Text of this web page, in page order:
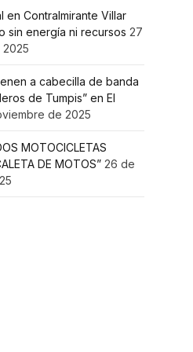
en Contralmirante Villar
sin energía ni recursos 27
a cabecilla de banda
de Tumpis” en El
de 2025
MOTOCICLETAS
DE MOTOS” 26 de